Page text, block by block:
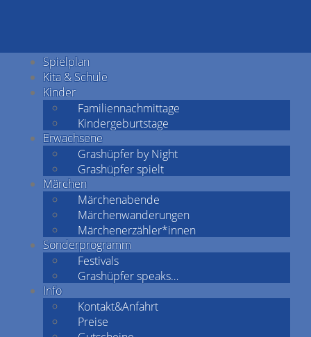
Spielplan
Kita & Schule
Kinder
Familiennachmittage
Kindergeburtstage
Erwachsene
Grashüpfer by Night
Grashüpfer spielt
Märchen
Märchenabende
Märchenwanderungen
Märchenerzähler*innen
Sonderprogramm
Festivals
Grashüpfer speaks…
Info
Kontakt&Anfahrt
Preise